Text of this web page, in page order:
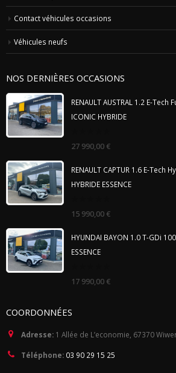
Contact véhicules occasions
Véhicules neufs
NOS DERNIÈRES OCCASIONS
RENAULT AUSTRAL 1.2 E-
ICONIC HYBRIDE
out
27 990,00 €
RENAULT CAPTUR 1.6 E-Tech
HYBRIDE ESSENCE
out
15 990,00 €
HYUNDAI BAYON 1.0 T-GDi
ESSENCE
out
17 990,00 €
COORDONNÉES
Adresse: 1 Allée de L’economie, 67370
Téléphone: 03 90 29 15 25